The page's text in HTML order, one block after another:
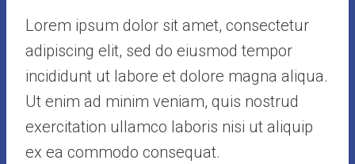
Lorem ipsum dolor sit amet, consectetur
adipiscing elit, sed do eiusmod tempor
incididunt ut labore et dolore magna aliqua.
Ut enim ad minim veniam, quis nostrud
exercitation ullamco laboris nisi ut aliquip
ex ea commodo consequat.